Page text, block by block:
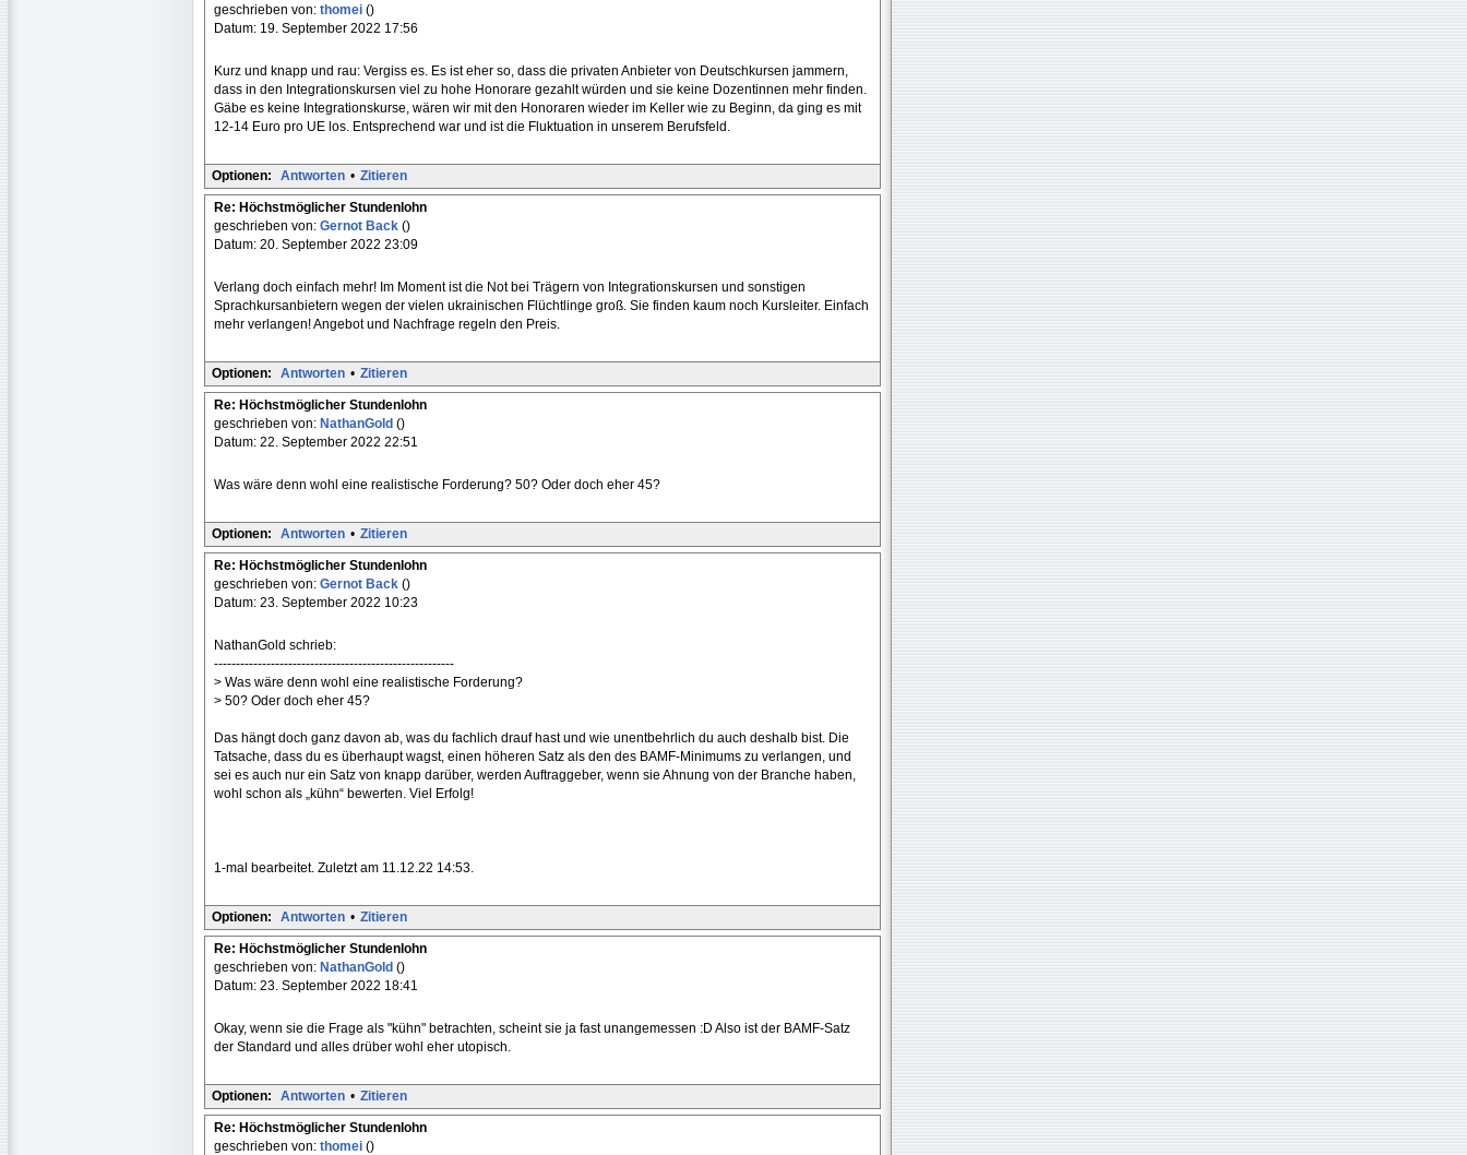
geschrieben von: thomei ()
Datum: 19. September 2022 17:56
Kurz und knapp und rau: Vergiss es. Es ist eher so, dass die privaten Anbieter von Deutschkursen jammern,
dass in den Integrationskursen viel zu hohe Honorare gezahlt würden und sie keine Dozentinnen mehr finden.
Gäbe es keine Integrationskurse, wären wir mit den Honoraren wieder im Keller wie zu Beginn, da ging es mit
12-14 Euro pro UE los. Entsprechend war und ist die Fluktuation in unserem Berufsfeld.
Optionen: Antworten • Zitieren
Re: Höchstmöglicher Stundenlohn
geschrieben von: Gernot Back ()
Datum: 20. September 2022 23:09
Verlang doch einfach mehr! Im Moment ist die Not bei Trägern von Integrationskursen und sonstigen
Sprachkursanbietern wegen der vielen ukrainischen Flüchtlinge groß. Sie finden kaum noch Kursleiter. Einfach
mehr verlangen! Angebot und Nachfrage regeln den Preis.
Optionen: Antworten • Zitieren
Re: Höchstmöglicher Stundenlohn
geschrieben von: NathanGold ()
Datum: 22. September 2022 22:51
Was wäre denn wohl eine realistische Forderung? 50? Oder doch eher 45?
Optionen: Antworten • Zitieren
Re: Höchstmöglicher Stundenlohn
geschrieben von: Gernot Back ()
Datum: 23. September 2022 10:23
NathanGold schrieb:
-------------------------------------------------------
> Was wäre denn wohl eine realistische Forderung?
> 50? Oder doch eher 45?
Das hängt doch ganz davon ab, was du fachlich drauf hast und wie unentbehrlich du auch deshalb bist. Die
Tatsache, dass du es überhaupt wagst, einen höheren Satz als den des BAMF-Minimums zu verlangen, und
sei es auch nur ein Satz von knapp darüber, werden Auftraggeber, wenn sie Ahnung von der Branche haben,
wohl schon als „kühn“ bewerten. Viel Erfolg!
1-mal bearbeitet. Zuletzt am 11.12.22 14:53.
Optionen: Antworten • Zitieren
Re: Höchstmöglicher Stundenlohn
geschrieben von: NathanGold ()
Datum: 23. September 2022 18:41
Okay, wenn sie die Frage als "kühn" betrachten, scheint sie ja fast unangemessen :D Also ist der BAMF-Satz
der Standard und alles drüber wohl eher utopisch.
Optionen: Antworten • Zitieren
Re: Höchstmöglicher Stundenlohn
geschrieben von: thomei ()